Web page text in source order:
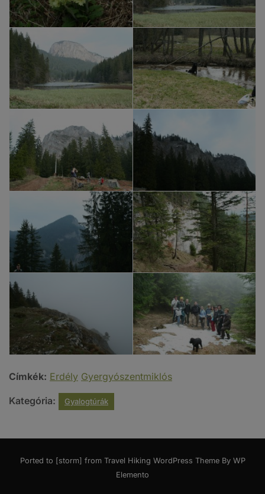
Címkék: Erdély Gyergyószentmiklós
Kategória: Gyalogtúrák
Ported to [storm] from Travel Hiking WordPress Theme By WP
Elemento